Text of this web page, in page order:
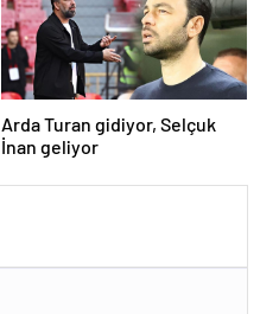
Arda Turan gidiyor, Selçuk
İnan geliyor